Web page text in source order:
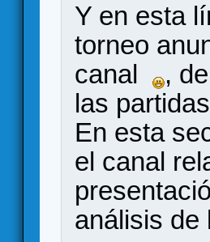
Y en esta
torneo
canal
,
las
En esta
el canal
análisis de